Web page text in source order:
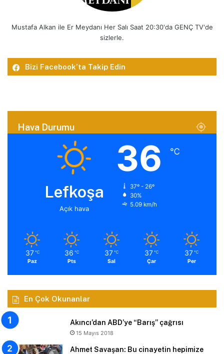
Mustafa Alkan ile Er Meydanı Her Salı Saat 20:30'da GENÇ TV'de
sizlerle.
Bizi Facebook’ta Takip Edin
Hava Durumu
Lefkoşa
Açık hava
36 ℃
37º - 26º
30%
5.09 km/h
37 ℃
Paz
36 ℃
Pts
37 ℃
Sal
37 ℃
Çar
37 ℃
Per
En Çok Okunanlar
Akıncı’dan ABD’ye “Barış” çağrısı
15 Mayıs 2018
Ahmet Savaşan: Bu cinayetin hepimize